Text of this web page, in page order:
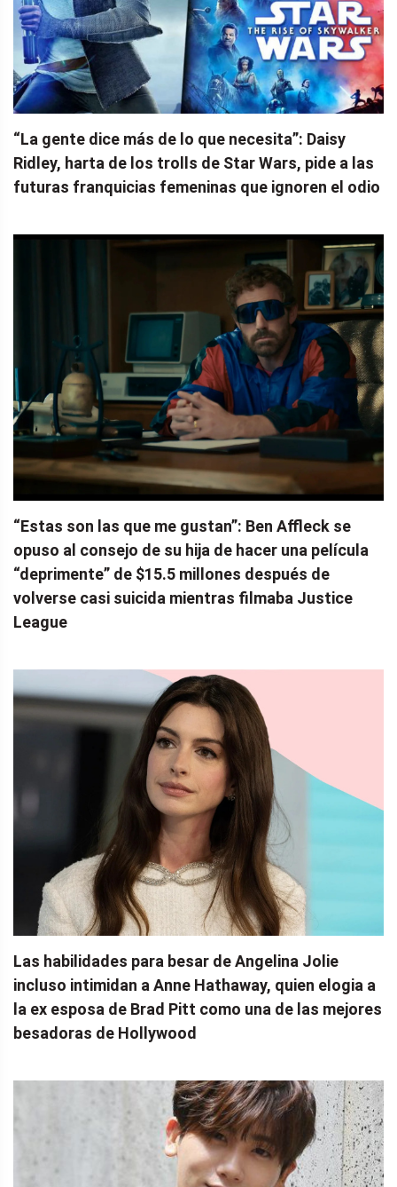
“La gente dice más de lo que necesita”: Daisy
Ridley, harta de los trolls de Star Wars, pide a las
futuras franquicias femeninas que ignoren el odio
“Estas son las que me gustan”: Ben Affleck se
opuso al consejo de su hija de hacer una película
“deprimente” de $15.5 millones después de
volverse casi suicida mientras filmaba Justice
League
Las habilidades para besar de Angelina Jolie
incluso intimidan a Anne Hathaway, quien elogia a
la ex esposa de Brad Pitt como una de las mejores
besadoras de Hollywood